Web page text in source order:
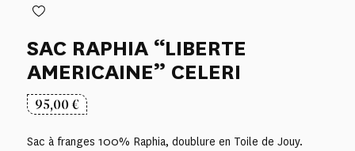
SAC RAPHIA “LIBERTE
AMERICAINE” CELERI
95,00€
Sac à franges 100% Raphia, doublure en Toile de Jouy.